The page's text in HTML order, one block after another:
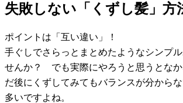
失敗しない「くずし髪」方
ポイントは「互い違い」！
手ぐしでさらっとまとめたようなシンプ
せんか？ でも実際にやろうと思うとな
だ後にくずしてみてもバランスが分から
多いですよね。